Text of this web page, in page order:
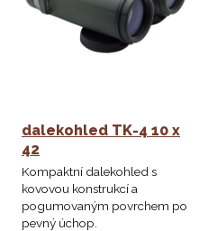
dalekohled TK-4 10 x
42
Kompaktní dalekohled s
kovovou konstrukcí a
pogumovaným povrchem po
pevný úchop.